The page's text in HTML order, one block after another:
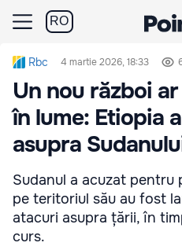
RO
Rbc 4 martie 2026, 18:33
Un nou război
în lume: Etiopia
asupra
Sudanul a acuzat pentru
pe teritoriul său au fost
atacuri asupra țării, în
curs.